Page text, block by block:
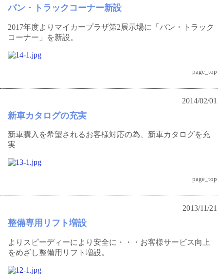
バン・トラックコーナー新設
2017年度よりマイカープラザ第2展示場に「バン・トラック
コーナー」を新設。
page_top
2014/02/01
新車カタログの充実
新車購入を希望されるお客様対応の為、新車カタログを充
実
page_top
2013/11/21
整備専用リフト増設
よりスピーディーにより安全に・・・お客様サービス向上
をめざし整備用リフト増設。